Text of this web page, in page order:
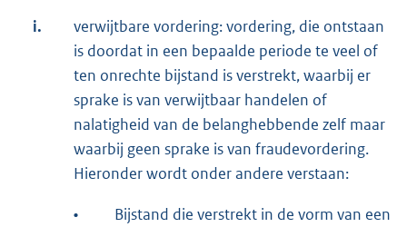
i.
verwijtbare vordering: vordering, die ontstaan
is doordat in een bepaalde periode te veel of
ten onrechte bijstand is verstrekt, waarbij er
sprake is van verwijtbaar handelen of
nalatigheid van de belanghebbende zelf maar
waarbij geen sprake is van fraudevordering.
Hieronder wordt onder andere verstaan:
•
Bijstand die verstrekt in de vorm van een